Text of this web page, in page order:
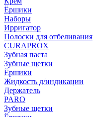
Ёршики
Наборы
Ирригатор
Полоски для отбеливания
CURAPROX
Зубная паста
Зубные щетки
Ёршики
Жидкость д/индикации
Держатель
PARO
Зубные щетки